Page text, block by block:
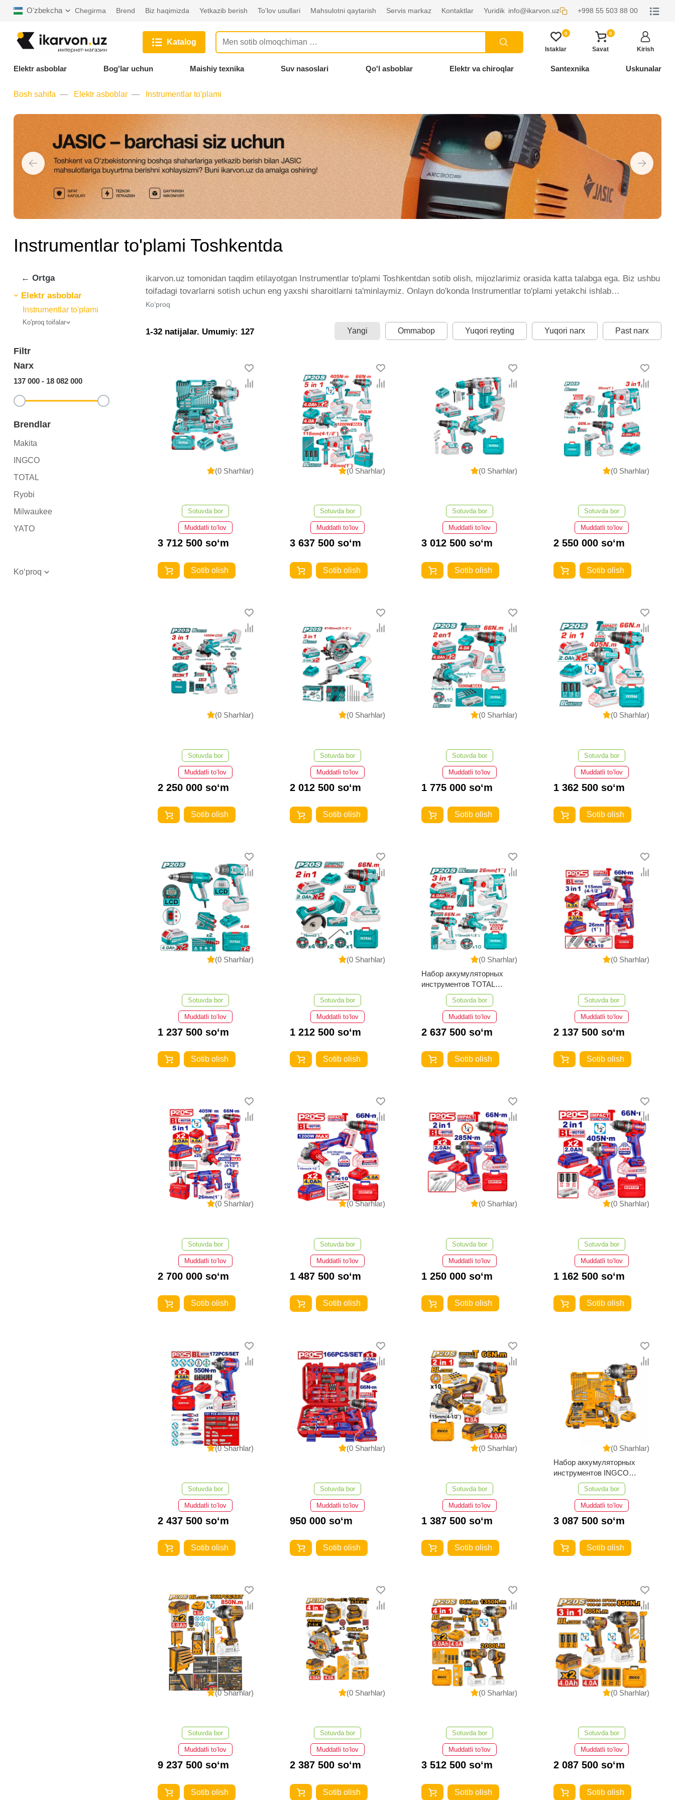
Oʻzbekcha Chegirma Brend Biz haqimizda Yetkazib berish To'lov usullari Mahsulotni qaytarish Servis markaz Kontaktlar Yuridik info@ikarvon.uz +998 55 503 88 00
Katalog
0
Istaklar
0
Savat Kirish
Elektr asboblar Bog'lar uchun Maishiy texnika Suv nasoslari Qo'l asboblar Elektr va chiroqlar Santexnika Uskunalar
Bosh sahifa Elektr asboblar Instrumentlar to'plami
Instrumentlar to'plami Toshkentda
← Ortga
Elektr asboblar
Instrumentlar to'plami
Ko'proq toifalar
Filtr
Narx
137 000 - 18 082 000
Brendlar
Makita
INGCO
TOTAL
Ryobi
Milwaukee
YATO
Ko‘proq
ikarvon.uz tomonidan taqdim etilayotgan Instrumentlar to'plami Toshkentdan sotib olish, mijozlarimiz orasida katta talabga ega. Biz ushbu
toifadagi tovarlarni sotish uchun eng yaxshi sharoitlarni ta'minlaymiz. Onlayn do'konda Instrumentlar to'plami yetakchi ishlab
chiqaruvchilar va brendlar tomonidan taqdim etilgan bo'lib, ularning ro'yxati doimiy ravishda kengayib bormoqda. Biz butun mamlakat
ikarvon.uz dan Instrumentlar to'plami - bu eng keng narxlar oralig'i. Va bu yerda Instrumentlar to'plami toifasidagi har bir element uchun
Ko‘proq
1-32 natijalar. Umumiy: 127 Yangi Ommabop Yuqori reyting Yuqori narx Past narx
(0 Sharhlar)
Sotuvda bor
Muddatli to‘lov
3 712 500 so‘m
Sotib olish
(0 Sharhlar)
Sotuvda bor
Muddatli to‘lov
3 637 500 so‘m
Sotib olish
(0 Sharhlar)
Sotuvda bor
Muddatli to‘lov
3 012 500 so‘m
Sotib olish
(0 Sharhlar)
Sotuvda bor
Muddatli to‘lov
2 550 000 so‘m
Sotib olish
(0 Sharhlar)
Sotuvda bor
Muddatli to‘lov
2 250 000 so‘m
Sotib olish
(0 Sharhlar)
Sotuvda bor
Muddatli to‘lov
2 012 500 so‘m
Sotib olish
(0 Sharhlar)
Sotuvda bor
Muddatli to‘lov
1 775 000 so‘m
Sotib olish
(0 Sharhlar)
Sotuvda bor
Muddatli to‘lov
1 362 500 so‘m
Sotib olish
(0 Sharhlar)
Sotuvda bor
Muddatli to‘lov
1 237 500 so‘m
Sotib olish
(0 Sharhlar)
Sotuvda bor
Muddatli to‘lov
1 212 500 so‘m
Sotib olish
(0 Sharhlar)
Набор аккумуляторных
инструментов TOTAL
TCKLI202598
Sotuvda bor
Muddatli to‘lov
2 637 500 so‘m
Sotib olish
(0 Sharhlar)
Sotuvda bor
Muddatli to‘lov
2 137 500 so‘m
Sotib olish
(0 Sharhlar)
Sotuvda bor
Muddatli to‘lov
2 700 000 so‘m
Sotib olish
(0 Sharhlar)
Sotuvda bor
Muddatli to‘lov
1 487 500 so‘m
Sotib olish
(0 Sharhlar)
Sotuvda bor
Muddatli to‘lov
1 250 000 so‘m
Sotib olish
(0 Sharhlar)
Sotuvda bor
Muddatli to‘lov
1 162 500 so‘m
Sotib olish
(0 Sharhlar)
Sotuvda bor
Muddatli to‘lov
2 437 500 so‘m
Sotib olish
(0 Sharhlar)
Sotuvda bor
Muddatli to‘lov
950 000 so‘m
Sotib olish
(0 Sharhlar)
Sotuvda bor
Muddatli to‘lov
1 387 500 so‘m
Sotib olish
(0 Sharhlar)
Набор аккумуляторных
инструментов INGCO
HKTHP31261
Sotuvda bor
Muddatli to‘lov
3 087 500 so‘m
Sotib olish
(0 Sharhlar)
Sotuvda bor
Muddatli to‘lov
9 237 500 so‘m
Sotib olish
(0 Sharhlar)
Sotuvda bor
Muddatli to‘lov
2 387 500 so‘m
Sotib olish
(0 Sharhlar)
Sotuvda bor
Muddatli to‘lov
3 512 500 so‘m
Sotib olish
(0 Sharhlar)
Sotuvda bor
Muddatli to‘lov
2 087 500 so‘m
Sotib olish